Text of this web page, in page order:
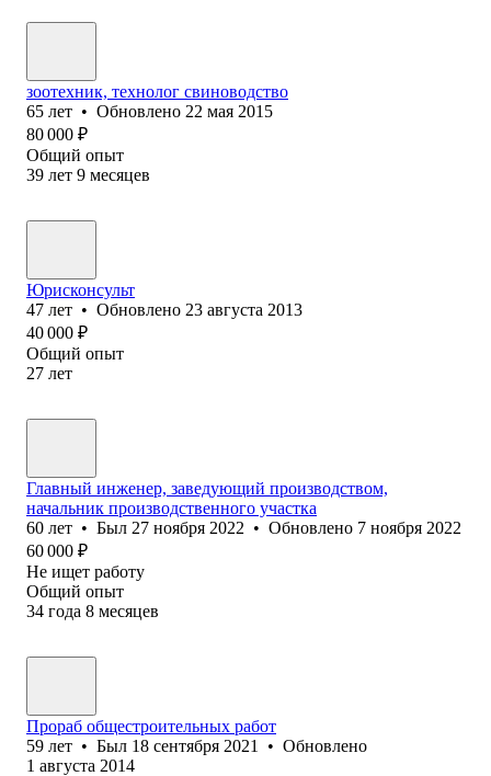
зоотехник, технолог свиноводство
65 лет • Обновлено 22 мая 2015
80 000 ₽
Общий опыт
39 лет 9 месяцев
Юрисконсульт
47 лет • Обновлено 23 августа 2013
40 000 ₽
Общий опыт
27 лет
Главный инженер, заведующий производством,
начальник производственного участка
60 лет • Был 27 ноября 2022 • Обновлено 7 ноября 2022
60 000 ₽
Не ищет работу
Общий опыт
34 года 8 месяцев
Прораб общестроительных работ
59 лет • Был 18 сентября 2021 • Обновлено
1 августа 2014